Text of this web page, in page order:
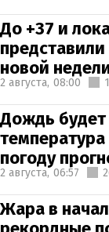
До +37 и
новой
2 августа, 08:00
Дождь будет
погоду
2 августа, 06:57
Жара в